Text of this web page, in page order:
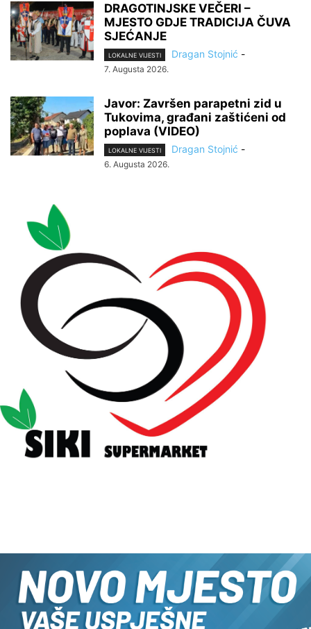
DRAGOTINJSKE VEČERI –
MJESTO GDJE TRADICIJA ČUVA
SJEĆANJE
LOKALNE VIJESTI Dragan Stojnić -
7. Augusta 2026.
Javor: Završen parapetni zid u
Tukovima, građani zaštićeni od
poplava (VIDEO)
LOKALNE VIJESTI Dragan Stojnić -
6. Augusta 2026.